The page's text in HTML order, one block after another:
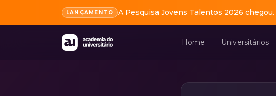
LANÇAMENTO A Pesquisa Jovens Talentos 2026
Home Universitários